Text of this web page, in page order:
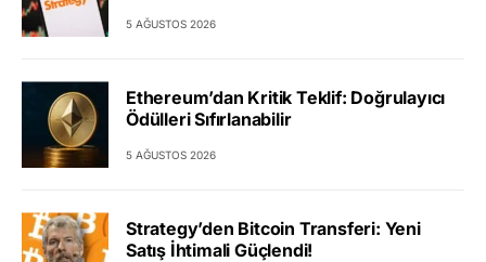
5 AĞUSTOS 2026
Ethereum’dan Kritik Teklif: Doğrulayıcı
Ödülleri Sıfırlanabilir
5 AĞUSTOS 2026
Strategy’den Bitcoin Transferi: Yeni
Satış İhtimali Güçlendi!